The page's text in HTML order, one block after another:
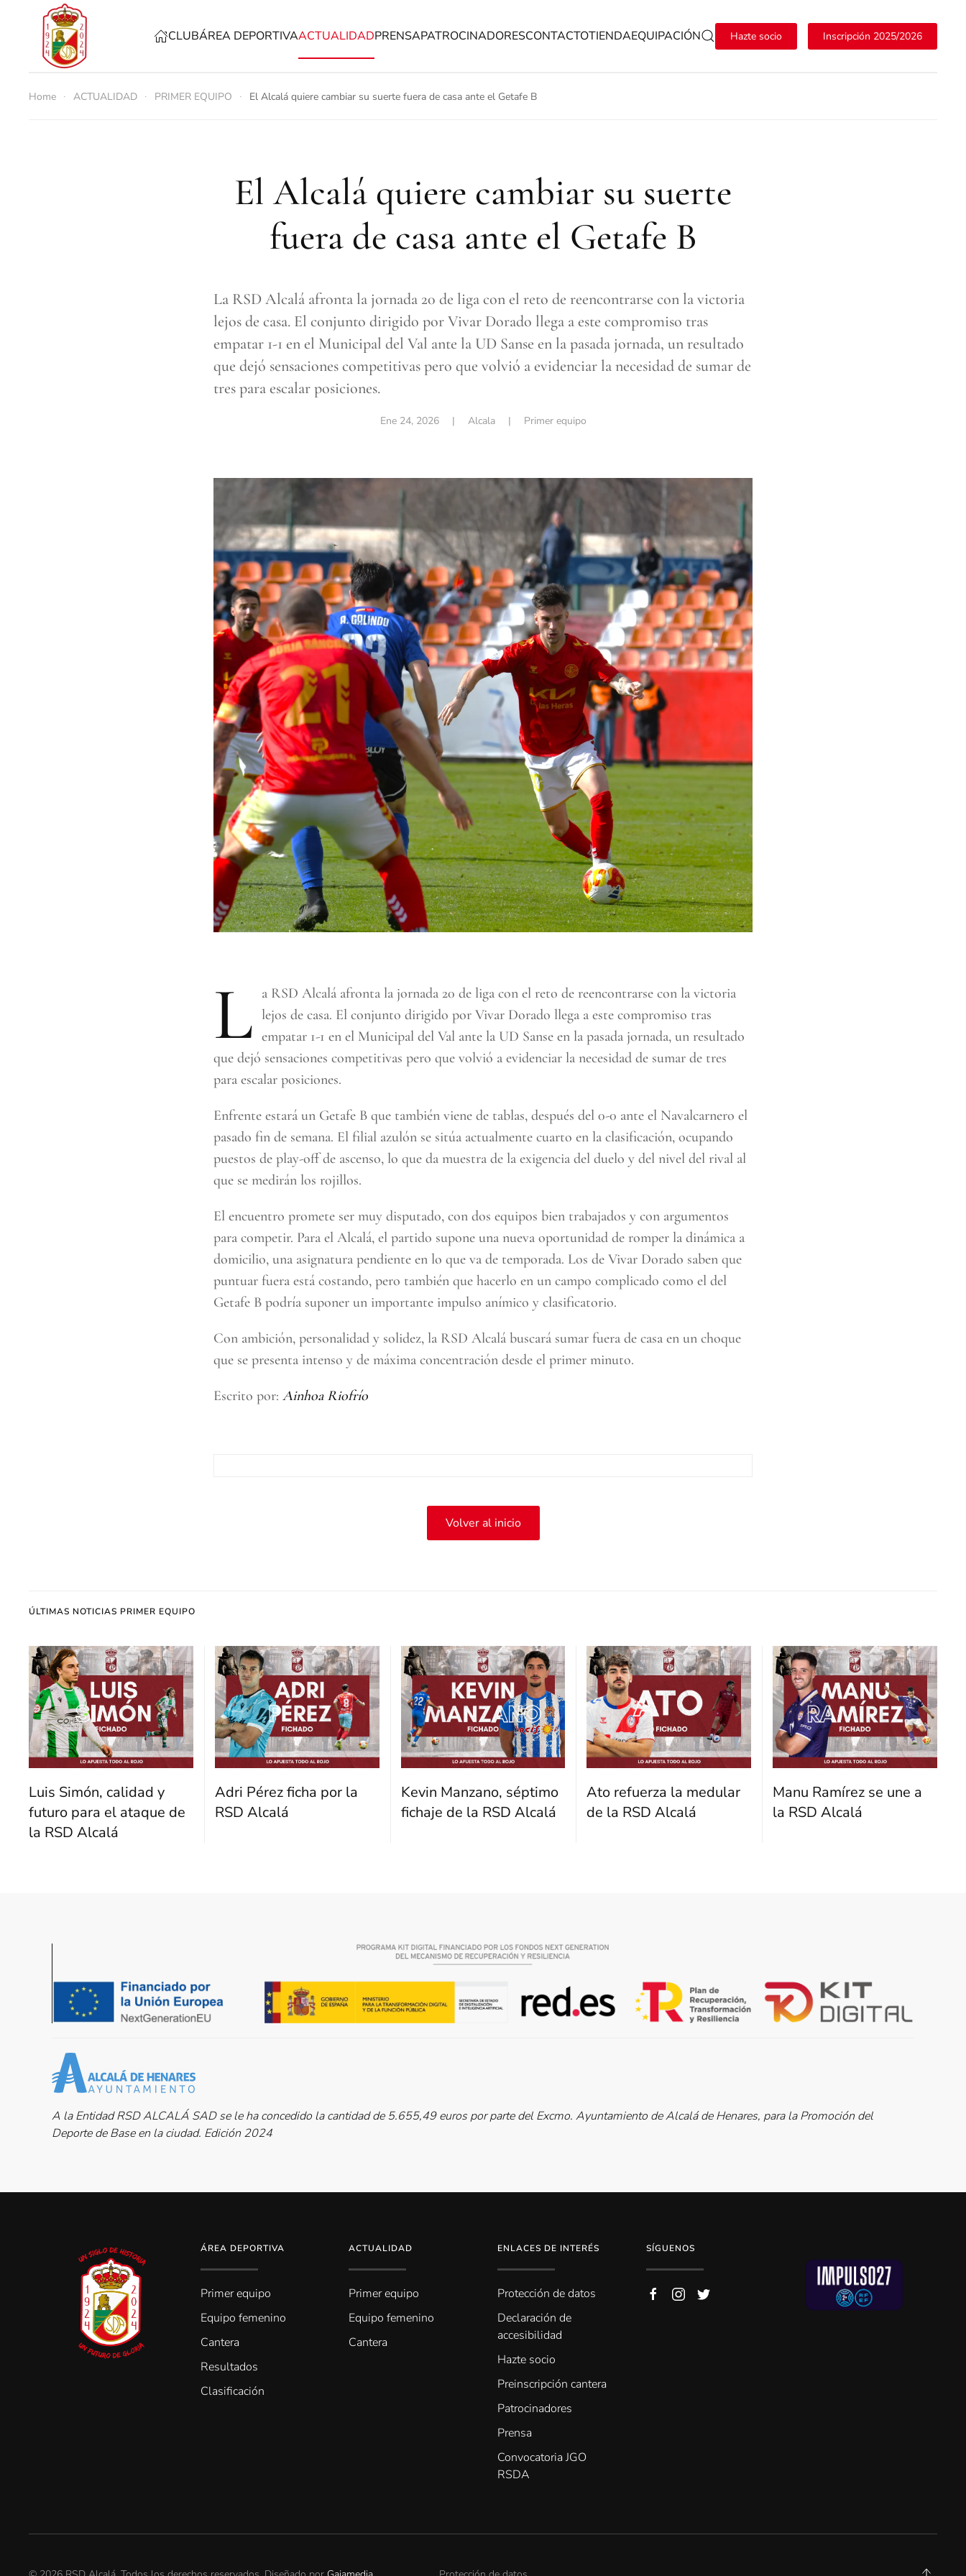
Skip to main content CLUBÁREA DEPORTIVAACTUALIDADPRENSAPATROCINADORESCONTACTOTIENDAEQUIPACIÓN Hazte socio Inscripción 2025/2026
Home ACTUALIDAD PRIMER EQUIPO El Alcalá quiere cambiar su suerte fuera de casa ante el Getafe B
El Alcalá quiere cambiar su suerte
fuera de casa ante el Getafe B
La RSD Alcalá afronta la jornada 20 de liga con el reto de reencontrarse con la victoria
lejos de casa. El conjunto dirigido por Vivar Dorado llega a este compromiso tras
empatar 1-1 en el Municipal del Val ante la UD Sanse en la pasada jornada, un resultado
que dejó sensaciones competitivas pero que volvió a evidenciar la necesidad de sumar de
tres para escalar posiciones.
Ene 24, 2026| Alcala | Primer equipo
L a RSD Alcalá afronta la jornada 20 de liga con el reto de reencontrarse con la victoria
lejos de casa. El conjunto dirigido por Vivar Dorado llega a este compromiso tras
empatar 1-1 en el Municipal del Val ante la UD Sanse en la pasada jornada, un resultado
que dejó sensaciones competitivas pero que volvió a evidenciar la necesidad de sumar de tres
para escalar posiciones.
Enfrente estará un Getafe B que también viene de tablas, después del 0-0 ante el Navalcarnero el
pasado fin de semana. El filial azulón se sitúa actualmente cuarto en la clasificación, ocupando
puestos de play-off de ascenso, lo que da muestra de la exigencia del duelo y del nivel del rival al
que se medirán los rojillos.
El encuentro promete ser muy disputado, con dos equipos bien trabajados y con argumentos
para competir. Para el Alcalá, el partido supone una nueva oportunidad de romper la dinámica a
domicilio, una asignatura pendiente en lo que va de temporada. Los de Vivar Dorado saben que
puntuar fuera está costando, pero también que hacerlo en un campo complicado como el del
Getafe B podría suponer un importante impulso anímico y clasificatorio.
Con ambición, personalidad y solidez, la RSD Alcalá buscará sumar fuera de casa en un choque
que se presenta intenso y de máxima concentración desde el primer minuto.
Escrito por: Ainhoa Riofrío
Volver al inicio
ÚLTIMAS NOTICIAS PRIMER EQUIPO
Luis Simón, calidad y
futuro para el ataque de
la RSD Alcalá
Adri Pérez ficha por la
RSD Alcalá
Kevin Manzano, séptimo
fichaje de la RSD Alcalá
Ato refuerza la medular
de la RSD Alcalá
Manu Ramírez se une a
la RSD Alcalá
A la Entidad RSD ALCALÁ SAD se le ha concedido la cantidad de 5.655,49 euros por parte del Excmo. Ayuntamiento de Alcalá de Henares, para la Promoción del
Deporte de Base en la ciudad. Edición 2024
ÁREA DEPORTIVA
Primer equipo
Equipo femenino
Cantera
Resultados
Clasificación
ACTUALIDAD
Primer equipo
Equipo femenino
Cantera
ENLACES DE INTERÉS
Protección de datos
Declaración de
accesibilidad
Hazte socio
Preinscripción cantera
Patrocinadores
Prensa
Convocatoria JGO
RSDA
SÍGUENOS